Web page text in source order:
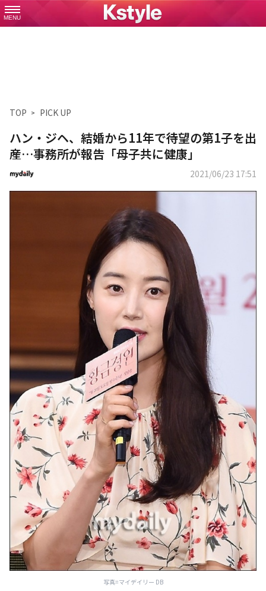
MENU
TOP PICK UP
ハン・ジヘ、結婚から11年で待望の第1子を出
産…事務所が報告「母子共に健康」
2021/06/23 17:51
写真=マイデイリー DB